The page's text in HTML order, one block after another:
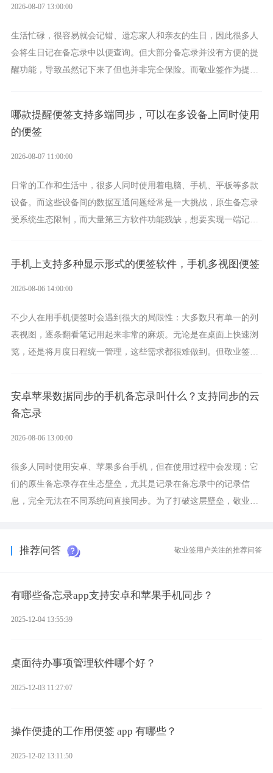
2026-08-07 13:00:00
生活忙碌，很容易就会记错、遗忘家人和亲友的生日，因此很多人
会将生日记在备忘录中以便查询。但大部分备忘录并没有方便的提
醒功能，导致虽然记下来了但也并非完全保险。而敬业签作为提醒
哪款提醒便签支持多端同步，可以在多设备上同时使用
的便签
2026-08-07 11:00:00
日常的工作和生活中，很多人同时使用着电脑、手机、平板等多款
设备。而这些设备间的数据互通问题经常是一大挑战，原生备忘录
受系统生态限制，而大量第三方软件功能残缺，想要实现一端记
手机上支持多种显示形式的便签软件，手机多视图便签
2026-08-06 14:00:00
不少人在用手机便签时会遇到很大的局限性：大多数只有单一的列
表视图，逐条翻看笔记用起来非常的麻烦。无论是在桌面上快速浏
览，还是将月度日程统一管理，这些需求都很难做到。但敬业签作
安卓苹果数据同步的手机备忘录叫什么？支持同步的云
备忘录
2026-08-06 13:00:00
很多人同时使用安卓、苹果多台手机，但在使用过程中会发现：它
们的原生备忘录存在生态壁垒，尤其是记录在备忘录中的记录信
息，完全无法在不同系统间直接同步。为了打破这层壁垒，敬业签
推荐问答 敬业签用户关注的推荐问答
有哪些备忘录app支持安卓和苹果手机同步？
2025-12-04 13:55:39
桌面待办事项管理软件哪个好？
2025-12-03 11:27:07
操作便捷的工作用便签 app 有哪些？
2025-12-02 13:11:50